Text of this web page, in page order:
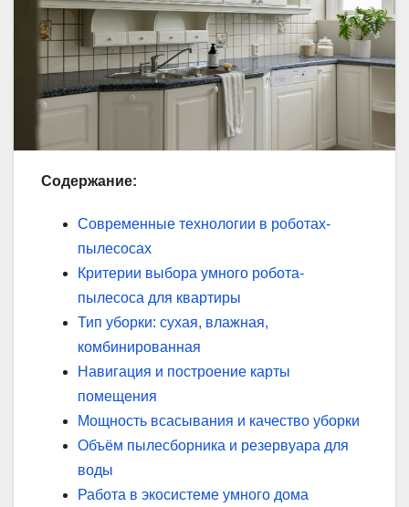
Содержание:
Современные технологии в роботах-
пылесосах
Критерии выбора умного робота-
пылесоса для квартиры
Тип уборки: сухая, влажная,
комбинированная
Навигация и построение карты
помещения
Мощность всасывания и качество уборки
Объём пылесборника и резервуара для
воды
Работа в экосистеме умного дома